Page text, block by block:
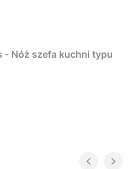
- Nóż szefa kuchni typu